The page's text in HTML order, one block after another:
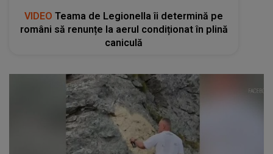
VIDEO Teama de Legionella îi determină pe
români să renunțe la aerul condiționat în plină
caniculă